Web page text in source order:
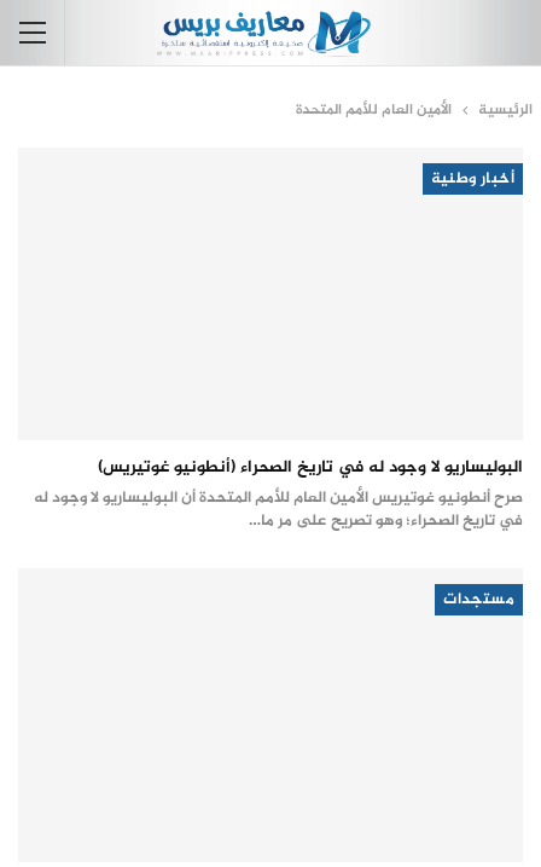
الرئيسية الأمين العام للأمم المتحدة
أخبار وطنية
البوليساريو لا وجود له في تاريخ الصحراء (أنطونيو غوتيريس)
صرح أنطونيو غوتيريس الأمين العام للأمم المتحدة أن البوليساريو لا وجود له
في تاريخ الصحراء؛ وهو تصريح على مر ما…
مستجدات